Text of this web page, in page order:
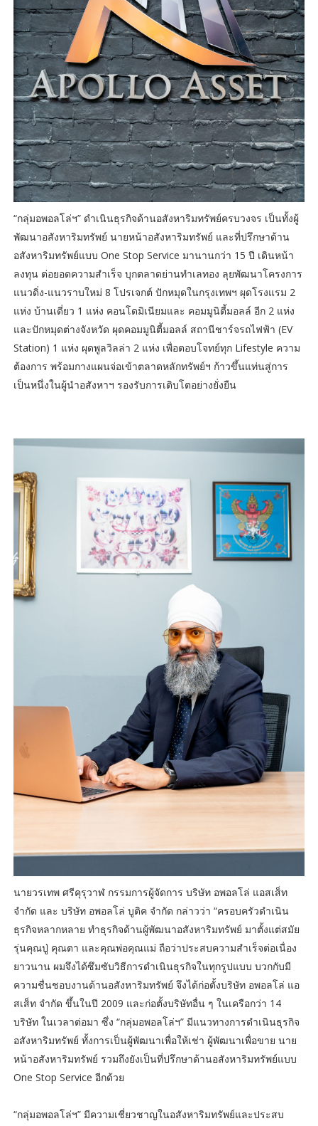
“กลุ่มอพอลโล่ฯ” ดำเนินธุรกิจด้านอสังหาริมทรัพย์ครบวงจร เป็นทั้งผู้
พัฒนาอสังหาริมทรัพย์ นายหน้าอสังหาริมทรัพย์ และที่ปรึกษาด้าน
อสังหาริมทรัพย์แบบ One Stop Service มานานกว่า 15 ปี เดินหน้า
ลงทุน ต่อยอดความสำเร็จ บุกตลาดย่านทำเลทอง ลุยพัฒนาโครงการ
แนวดิ่ง-แนวราบใหม่ 8 โปรเจกต์ ปักหมุดในกรุงเทพฯ ผุดโรงแรม 2
แห่ง บ้านเดี่ยว 1 แห่ง คอนโดมิเนียมและ คอมมูนิตี้มอลล์ อีก 2 แห่ง
และปักหมุดต่างจังหวัด ผุดคอมมูนิตี้มอลล์ สถานีชาร์จรถไฟฟ้า (EV
Station) 1 แห่ง ผุดพูลวิลล่า 2 แห่ง เพื่อตอบโจทย์ทุก Lifestyle ความ
ต้องการ พร้อมกางแผนจ่อเข้าตลาดหลักทรัพย์ฯ ก้าวขึ้นแท่นสู่การ
เป็นหนึ่งในผู้นำอสังหาฯ รองรับการเติบโตอย่างยั่งยืน
นายวรเทพ ศรีคุรุวาฬ กรรมการผู้จัดการ บริษัท อพอลโล่ แอสเส็ท
จำกัด และ บริษัท อพอลโล่ บูติค จำกัด กล่าวว่า “ครอบครัวดำเนิน
ธุรกิจหลากหลาย ทำธุรกิจด้านผู้พัฒนาอสังหาริมทรัพย์ มาตั้งแต่สมัย
รุ่นคุณปู่ คุณตา และคุณพ่อคุณแม่ ถือว่าประสบความสำเร็จต่อเนื่อง
ยาวนาน ผมจึงได้ซึมซับวิธีการดำเนินธุรกิจในทุกรูปแบบ บวกกับมี
ความชื่นชอบงานด้านอสังหาริมทรัพย์ จึงได้ก่อตั้งบริษัท อพอลโล่ แอ
สเส็ท จำกัด ขึ้นในปี 2009 และก่อตั้งบริษัทอื่น ๆ ในเครือกว่า 14
บริษัท ในเวลาต่อมา ซึ่ง “กลุ่มอพอลโล่ฯ” มีแนวทางการดำเนินธุรกิจ
อสังหาริมทรัพย์ ทั้งการเป็นผู้พัฒนาเพื่อให้เช่า ผู้พัฒนาเพื่อขาย นาย
หน้าอสังหาริมทรัพย์ รวมถึงยังเป็นที่ปรึกษาด้านอสังหาริมทรัพย์แบบ
One Stop Service อีกด้วย
“กลุ่มอพอลโล่ฯ” มีความเชี่ยวชาญในอสังหาริมทรัพย์และประสบ